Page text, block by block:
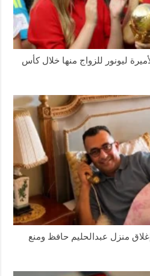
ليونور للزواج منها خلال كأس
منزل عبدالحليم حافظ ومنع